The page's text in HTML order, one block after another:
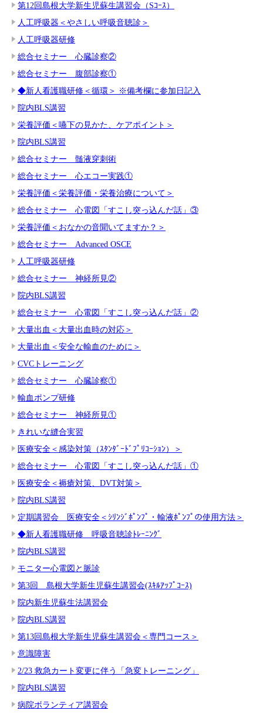
第12回島根大学新生児蘇生講習会（Sｺｰｽ）
人工呼吸器＜やさしい呼吸音聴診＞
人工呼吸器研修
総合セミナー 心臓診察②
総合セミナー 腹部診察①
◆新人看護職研修＜循環＞ ※備考欄に参加日記入
院内BLS講習
栄養評価＜嚥下の見かた、ケアポイント＞
院内BLS講習
総合セミナー 髄液穿刺術
総合セミナー 心エコー実践①
栄養評価＜栄養評価・栄養治療について＞
総合セミナー 心電図「すこし突っ込んだ話」③
栄養評価＜おなかの音聞いてますか？＞
総合セミナー Advanced OSCE
人工呼吸器研修
総合セミナー 神経所見②
院内BLS講習
総合セミナー 心電図「すこし突っ込んだ話」②
大量出血＜大量出血時の対応＞
大量出血＜安全な輸血のために＞
CVCトレーニング
総合セミナー 心臓診察①
輸血ポンプ研修
総合セミナー 神経所見①
きれいな縫合実習
医療安全＜感染対策（ｽﾀﾝﾀﾞｰﾄﾞﾌﾟﾘｺｰｼｮﾝ）＞
総合セミナー 心電図「すこし突っ込んだ話」①
医療安全＜褥瘡対策、DVT対策＞
院内BLS講習
定期講習会 医療安全＜ｼﾘﾝｼﾞﾎﾟﾝﾌﾟ・輸液ﾎﾟﾝﾌﾟの使用方法＞
◆新人看護職研修 呼吸音聴診ﾄﾚｰﾆﾝｸﾞ
院内BLS講習
モニター心電図と脈診
第3回 島根大学新生児蘇生講習会(ｽｷﾙｱｯﾌﾟｺｰｽ)
院内新生児蘇生法講習会
院内BLS講習
第13回島根大学新生児蘇生講習会＜専門コース＞
意識障害
2/23 救急カート変更に伴う「急変トレーニング」
院内BLS講習
病院ボランティア講習会